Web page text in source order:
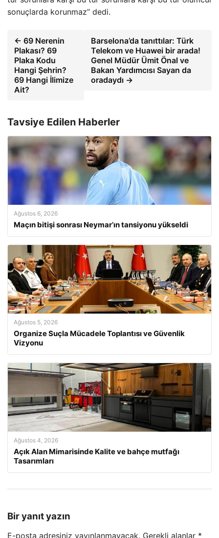
sonuçlarda korunmaz” dedi.
← 69 Nerenin
Plakası? 69
Plaka Kodu
Hangi Şehrin?
69 Hangi İlimize
Ait?
Barselona’da tanıttılar: Türk
Telekom ve Huawei bir arada!
Genel Müdür Ümit Önal ve
Bakan Yardımcısı Sayan da
oradaydı →
Tavsiye Edilen Haberler
Ağustos 6, 2026
Maçın bitişi sonrası Neymar’ın tansiyonu yükseldi
Ağustos 5, 2026
Organize Suçla Mücadele Toplantısı ve Güvenlik
Vizyonu
Ağustos 4, 2026
Açık Alan Mimarisinde Kalite ve bahçe mutfağı
Tasarımları
Bir yanıt yazın
E-posta adresiniz yayınlanmayacak. Gerekli alanlar *